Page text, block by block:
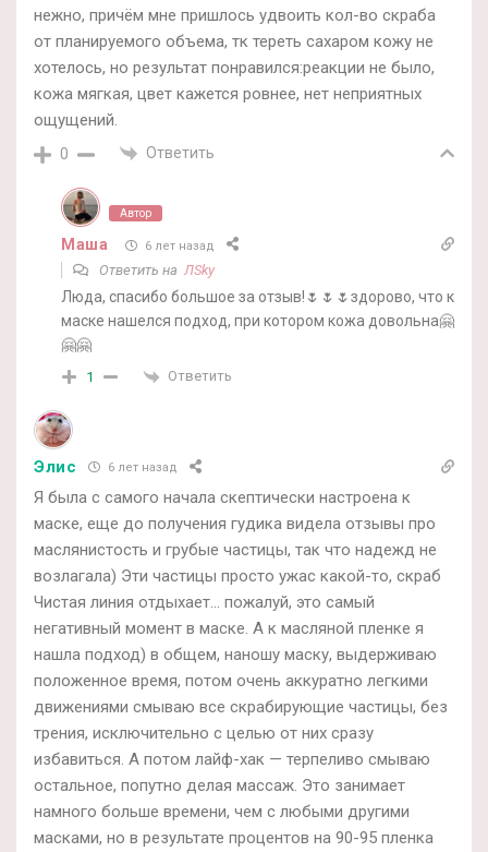
нежно, причём мне пришлось удвоить кол-во скраба
от планируемого объема, тк тереть сахаром кожу не
хотелось, но результат понравился:реакции не было,
кожа мягкая, цвет кажется ровнее, нет неприятных
ощущений.
0 Ответить
Автор
Маша 6 лет назад
Ответить наЛSky
Люда, спасибо большое за отзыв!🌷🌷🌷здорово, что к
маске нашелся подход, при котором кожа довольна🤗
🤗🤗
1 Ответить
Элис 6 лет назад
Я была с самого начала скептически настроена к
маске, еще до получения гудика видела отзывы про
маслянистость и грубые частицы, так что надежд не
возлагала) Эти частицы просто ужас какой-то, скраб
Чистая линия отдыхает… пожалуй, это самый
негативный момент в маске. А к масляной пленке я
нашла подход) в общем, наношу маску, выдерживаю
положенное время, потом очень аккуратно легкими
движениями смываю все скрабирующие частицы, без
трения, исключительно с целью от них сразу
избавиться. А потом лайф-хак — терпеливо смываю
остальное, попутно делая массаж. Это занимает
намного больше времени, чем с любыми другими
масками, но в результате процентов на 90-95 пленка